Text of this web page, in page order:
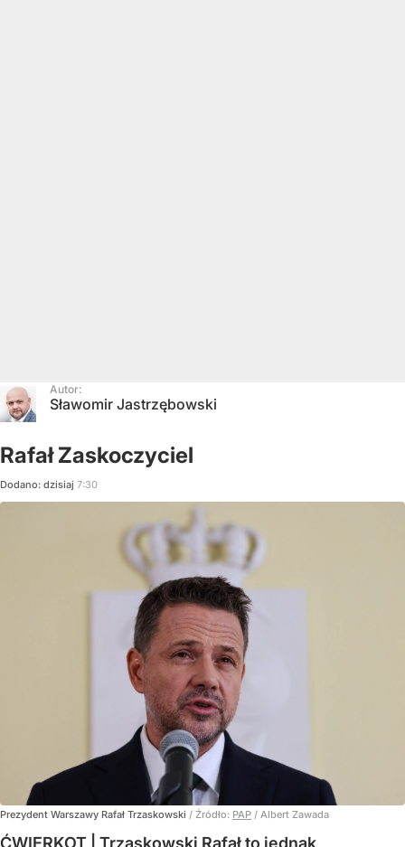
Autor:
Sławomir Jastrzębowski
Rafał Zaskoczyciel
Dodano: dzisiaj 7:30
Prezydent Warszawy Rafał Trzaskowski / Źródło: PAP / Albert Zawada
ĆWIERKOT | Trzaskowski Rafał to jednak